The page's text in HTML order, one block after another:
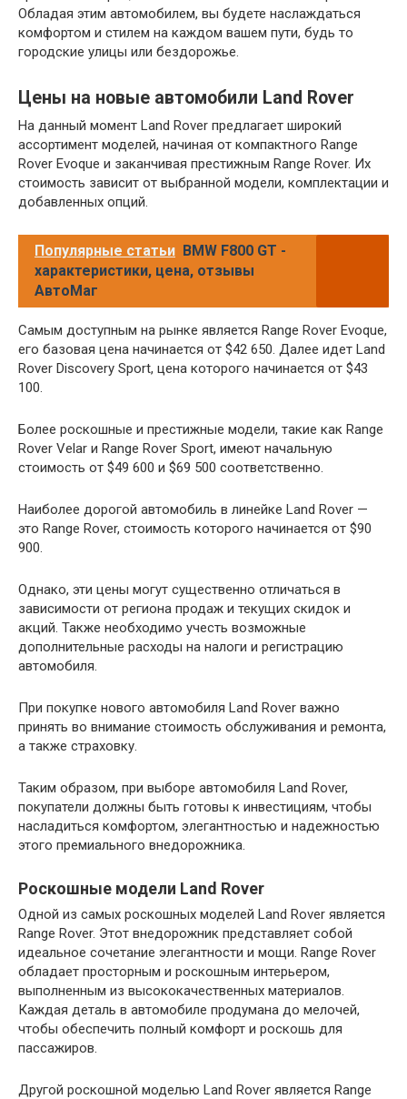
Обладая этим автомобилем, вы будете наслаждаться
комфортом и стилем на каждом вашем пути, будь то
городские улицы или бездорожье.
Цены на новые автомобили Land Rover
На данный момент Land Rover предлагает широкий
ассортимент моделей, начиная от компактного Range
Rover Evoque и заканчивая престижным Range Rover. Их
стоимость зависит от выбранной модели, комплектации и
добавленных опций.
Популярные статьи BMW F800 GT -
характеристики, цена, отзывы
АвтоМаг
Самым доступным на рынке является Range Rover Evoque,
его базовая цена начинается от $42 650. Далее идет Land
Rover Discovery Sport, цена которого начинается от $43
100.
Более роскошные и престижные модели, такие как Range
Rover Velar и Range Rover Sport, имеют начальную
стоимость от $49 600 и $69 500 соответственно.
Наиболее дорогой автомобиль в линейке Land Rover —
это Range Rover, стоимость которого начинается от $90
900.
Однако, эти цены могут существенно отличаться в
зависимости от региона продаж и текущих скидок и
акций. Также необходимо учесть возможные
дополнительные расходы на налоги и регистрацию
автомобиля.
При покупке нового автомобиля Land Rover важно
принять во внимание стоимость обслуживания и ремонта,
а также страховку.
Таким образом, при выборе автомобиля Land Rover,
покупатели должны быть готовы к инвестициям, чтобы
насладиться комфортом, элегантностью и надежностью
этого премиального внедорожника.
Роскошные модели Land Rover
Одной из самых роскошных моделей Land Rover является
Range Rover. Этот внедорожник представляет собой
идеальное сочетание элегантности и мощи. Range Rover
обладает просторным и роскошным интерьером,
выполненным из высококачественных материалов.
Каждая деталь в автомобиле продумана до мелочей,
чтобы обеспечить полный комфорт и роскошь для
пассажиров.
Другой роскошной моделью Land Rover является Range